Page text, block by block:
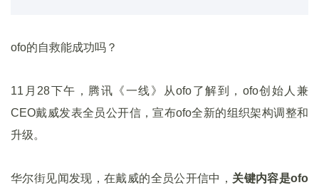
ofo的自救能成功吗？
11月28下午，腾讯《一线》从ofo了解到，ofo创始人兼
CEO戴威发表全员公开信，宣布ofo全新的组织架构调整和
升级。
华尔街见闻发现，在戴威的全员公开信中， 关键内容是ofo